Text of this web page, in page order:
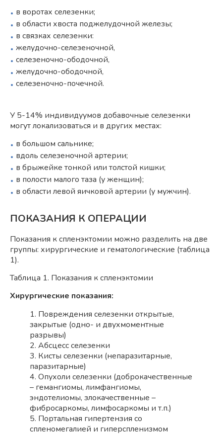
в воротах селезенки;
в области хвоста поджелудочной железы;
в связках селезенки:
желудочно-селезеночной,
селезеночно-ободочной,
желудочно-ободочной,
селезеночно-почечной.
У 5-14% индивидуумов добавочные селезенки
могут локализоваться и в других местах:
в большом сальнике;
вдоль селезеночной артерии;
в брыжейке тонкой или толстой кишки;
в полости малого таза (у женщин);
в области левой яичковой артерии (у мужчин).
ПОКАЗАНИЯ К ОПЕРАЦИИ
Показания к спленэктомии можно разделить на две
группы: хирургические и гематологические (таблица
1).
Таблица 1. Показания к спленэктомии
Хирургические показания:
1. Повреждения селезенки открытые,
закрытые (одно- и двухмоментные
разрывы)
2. Абсцесс селезенки
3. Кисты селезенки (непаразитарные,
паразитарные)
4. Опухоли селезенки (доброкачественные
– гемангиомы, лимфангиомы,
эндотелиомы, злокачественные –
фибросаркомы, лимфосаркомы и т.п.)
5. Портальная гипертензия со
спленомегалией и гиперспленизмом